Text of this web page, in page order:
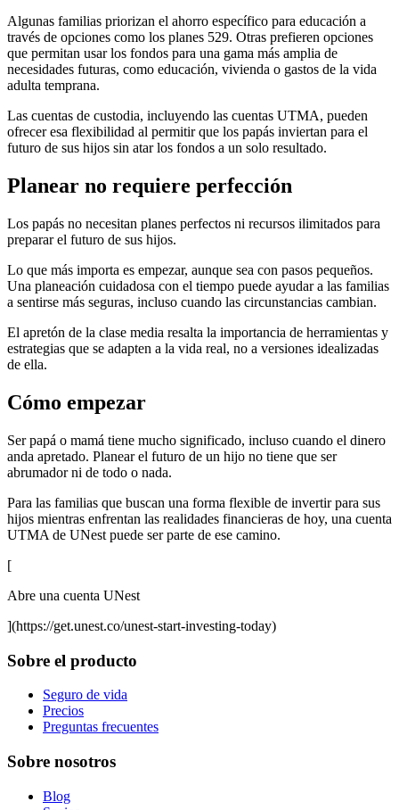
Algunas familias priorizan el ahorro específico para educación a
través de opciones como los planes 529. Otras prefieren opciones
que permitan usar los fondos para una gama más amplia de
necesidades futuras, como educación, vivienda o gastos de la vida
adulta temprana.
Las cuentas de custodia, incluyendo las cuentas UTMA, pueden
ofrecer esa flexibilidad al permitir que los papás inviertan para el
futuro de sus hijos sin atar los fondos a un solo resultado.
Planear no requiere perfección
Los papás no necesitan planes perfectos ni recursos ilimitados para
preparar el futuro de sus hijos.
Lo que más importa es empezar, aunque sea con pasos pequeños.
Una planeación cuidadosa con el tiempo puede ayudar a las familias
a sentirse más seguras, incluso cuando las circunstancias cambian.
El apretón de la clase media resalta la importancia de herramientas y
estrategias que se adapten a la vida real, no a versiones idealizadas
de ella.
Cómo empezar
Ser papá o mamá tiene mucho significado, incluso cuando el dinero
anda apretado. Planear el futuro de un hijo no tiene que ser
abrumador ni de todo o nada.
Para las familias que buscan una forma flexible de invertir para sus
hijos mientras enfrentan las realidades financieras de hoy, una cuenta
UTMA de UNest puede ser parte de ese camino.
[
Abre una cuenta UNest
](https://get.unest.co/unest-start-investing-today)
Sobre el producto
Seguro de vida
Precios
Preguntas frecuentes
Sobre nosotros
Blog